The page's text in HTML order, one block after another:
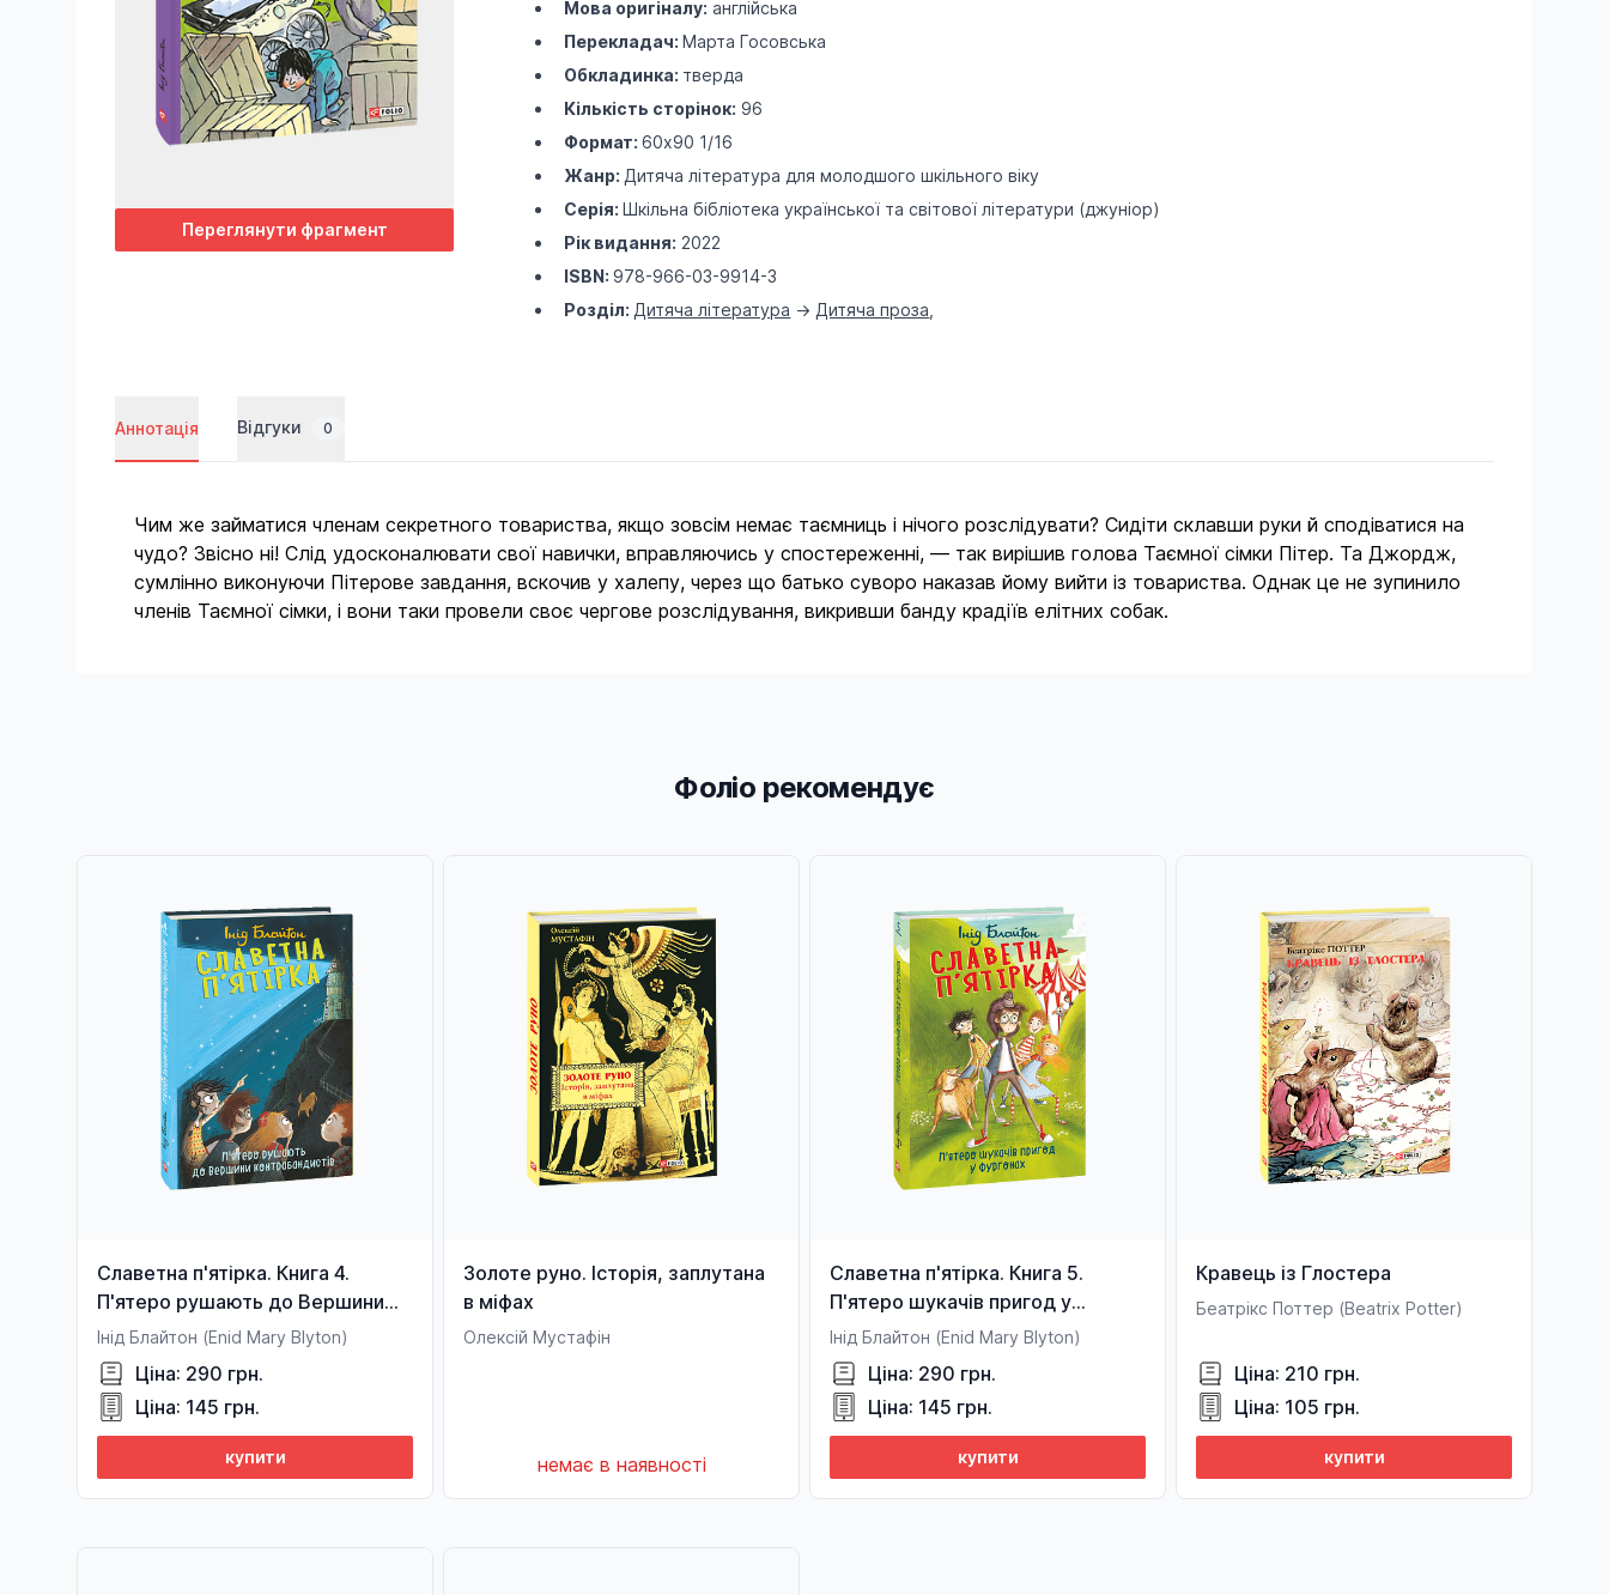
Переглянути фрагмент
Мова оригіналу: англійська
Перекладач:Марта Госовська
Обкладинка: тверда
Кількість сторінок: 96
Формат:60х90 1/16
Жанр: Дитяча література для молодшого шкільного віку
Серія:Шкільна бібліотека української та світової літератури (джуніор)
Рік видання: 2022
ISBN:978-966-03-9914-3
Розділ: Дитяча література -> Дитяча проза
Аннотація Відгуки 0
Чим же займатися членам секретного товариства, якщо зовсім немає таємниць і нічого розслідувати? Сидіти склавши руки й сподіватися на
чудо? Звісно ні! Слід удосконалювати свої навички, вправляючись у спостереженні, — так вирішив голова Таємної сімки Пітер. Та Джордж,
сумлінно виконуючи Пітерове завдання, вскочив у халепу, через що батько суворо наказав йому вийти із товариства. Однак це не зупинило
членів Таємної сімки, і вони таки провели своє чергове розслідування, викривши банду крадіїв елітних собак.
Фоліо рекомендує
Славетна п'ятірка. Книга 4.
П'ятеро рушають до Вершини
контрабандистів
Інід Блайтон (Enid Mary Blyton)
Ціна: 290 грн.
Ціна: 145 грн.
купити
Золоте руно. Історія, заплутана
в міфах
Олексій Мустафін
немає в наявності
Славетна п'ятірка. Книга 5.
П'ятеро шукачів пригод у
фургонах
Інід Блайтон (Enid Mary Blyton)
Ціна: 290 грн.
Ціна: 145 грн.
купити
Кравець із Глостера
Беатрікс Поттер (Beatrix Potter)
Ціна: 210 грн.
Ціна: 105 грн.
купити